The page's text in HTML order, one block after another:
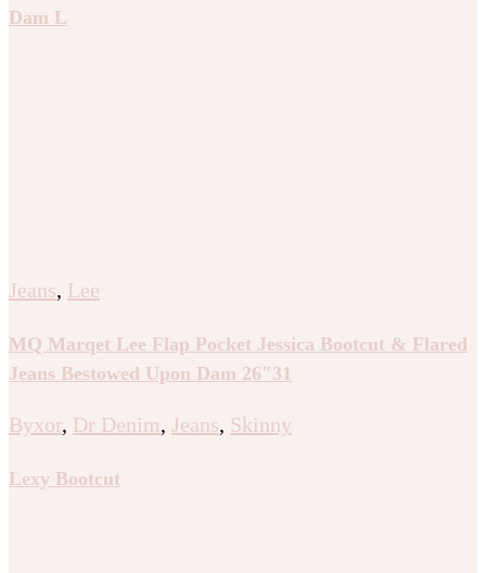
Dam L
Jeans, Lee
MQ Marqet Lee Flap Pocket Jessica Bootcut & Flared
Jeans Bestowed Upon Dam 26″31
Byxor, Dr Denim, Jeans, Skinny
Lexy Bootcut